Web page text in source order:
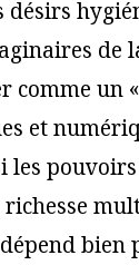
de
comme un
et
richesse
bien